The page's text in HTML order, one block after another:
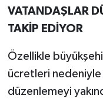
VATANDAŞLAR
TAKİP EDİYOR
Özellikle
ücretleri
düzenlemeyi